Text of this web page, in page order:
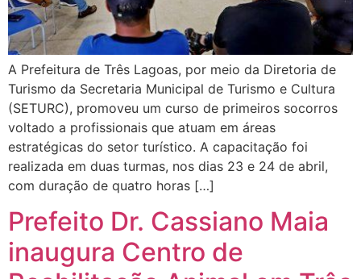
A Prefeitura de Três Lagoas, por meio da Diretoria de
Turismo da Secretaria Municipal de Turismo e Cultura
(SETURC), promoveu um curso de primeiros socorros
voltado a profissionais que atuam em áreas
estratégicas do setor turístico. A capacitação foi
realizada em duas turmas, nos dias 23 e 24 de abril,
com duração de quatro horas […]
Prefeito Dr. Cassiano Maia
inaugura Centro de